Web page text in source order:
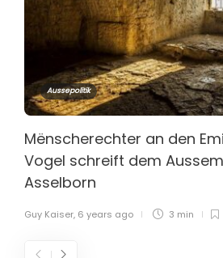
Aussepolitik
Mënscherechter an den
Vogel schreift dem
Asselborn
Guy Kaiser, 6 years ago 3 min